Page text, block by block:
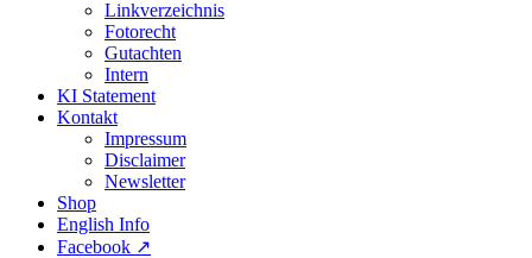
Linkverzeichnis
Fotorecht
Gutachten
Intern
KI Statement
Kontakt
Impressum
Disclaimer
Newsletter
Shop
English Info
Facebook ↗︎